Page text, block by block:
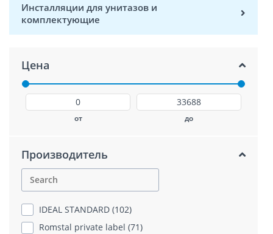
Инсталляции для унитазов и
комплектующие
Цена
от до
Производитель
IDEAL STANDARD (102)
Romstal private label (71)